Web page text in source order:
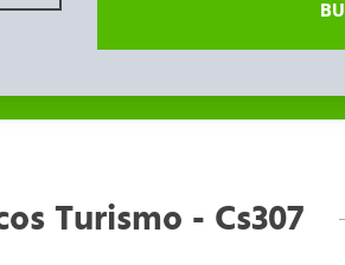
Turismo - Cs307